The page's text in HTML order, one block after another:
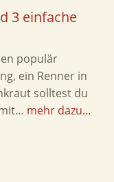
3 einfache
populär
ein Renner in
solltest du
mehr dazu…